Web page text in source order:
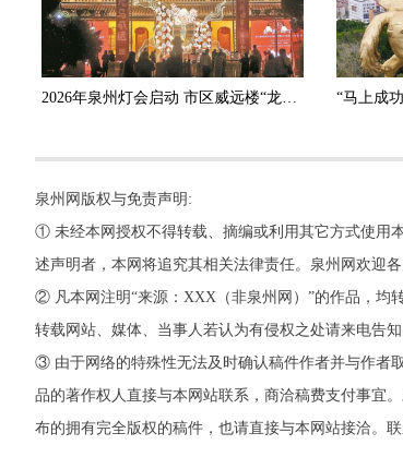
2026年泉州灯会启动 市区威远楼“龙马精神”创意花灯点亮
泉州网版权与免责声明:
① 未经本网授权不得转载、摘编或利用其它方式使用
述声明者，本网将追究其相关法律责任。泉州网欢迎各
② 凡本网注明“来源：XXX（非泉州网）”的作品，均
转载网站、媒体、当事人若认为有侵权之处请来电告知
③ 由于网络的特殊性无法及时确认稿件作者并与作者
品的著作权人直接与本网站联系，商洽稿费支付事宜
布的拥有完全版权的稿件，也请直接与本网站接洽。联